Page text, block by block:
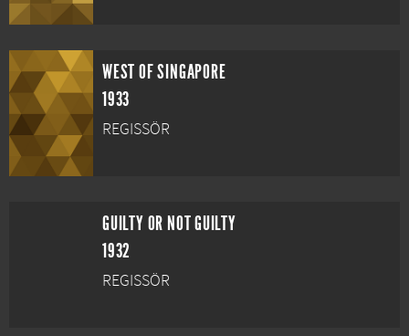
WEST OF SINGAPORE
1933
REGISSÖR
GUILTY OR NOT GUILTY
1932
REGISSÖR